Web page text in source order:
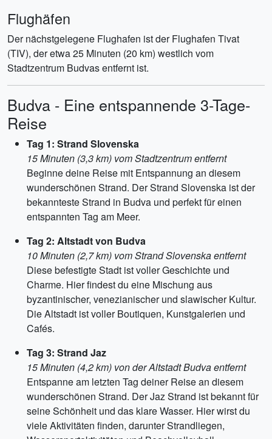
Flughäfen
Der nächstgelegene Flughafen ist der Flughafen Tivat
(TIV), der etwa 25 Minuten (20 km) westlich vom
Stadtzentrum Budvas entfernt ist.
Budva - Eine entspannende 3-Tage-
Reise
Tag 1: Strand Slovenska
15 Minuten (3,3 km) vom Stadtzentrum entfernt
Beginne deine Reise mit Entspannung an diesem
wunderschönen Strand. Der Strand Slovenska ist der
bekannteste Strand in Budva und perfekt für einen
entspannten Tag am Meer.
Tag 2: Altstadt von Budva
10 Minuten (2,7 km) vom Strand Slovenska entfernt
Diese befestigte Stadt ist voller Geschichte und
Charme. Hier findest du eine Mischung aus
byzantinischer, venezianischer und slawischer Kultur.
Die Altstadt ist voller Boutiquen, Kunstgalerien und
Cafés.
Tag 3: Strand Jaz
15 Minuten (4,2 km) von der Altstadt Budva entfernt
Entspanne am letzten Tag deiner Reise an diesem
wunderschönen Strand. Der Jaz Strand ist bekannt für
seine Schönheit und das klare Wasser. Hier wirst du
viele Aktivitäten finden, darunter Strandliegen,